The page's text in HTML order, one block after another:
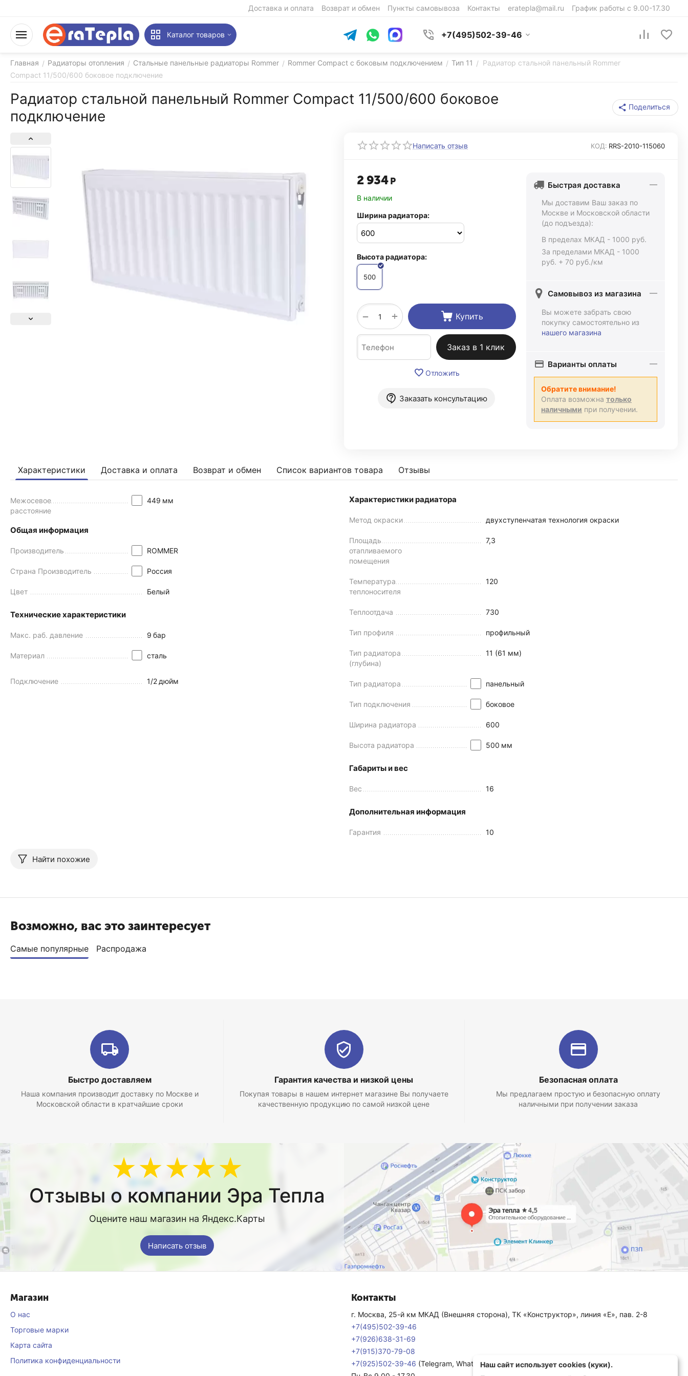
Доставка и оплата Возврат и обмен Пункты самовывоза Контакты eratepla@mail.ru График работы с 9.00-17.30
Каталог товаров +7(495)502-39-46
Главная / Радиаторы отопления / Стальные панельные радиаторы Rommer / Rommer Compact с боковым подключением / Тип 11 / Радиатор стальной панельный Rommer
Compact 11/500/600 боковое подключение
Радиатор стальной панельный Rommer Compact 11/500/600 боковое
подключение
Поделиться
Написать отзыв КОД: RRS-2010-115060
2 934 Р
В наличии
Ширина радиатора:
Высота радиатора:
500
+
− Купить
Заказ в 1 клик
Отложить
Заказать консультацию
Быстрая доставка
Мы доставим Ваш заказ по
Москве и Московской области
(до подъезда):
В пределах МКАД - 1000 руб.
За пределами МКАД - 1000
руб. + 70 руб./км
Самовывоз из магазина
Вы можете забрать свою
покупку самостоятельно из
нашего магазина
Варианты оплаты
Обратите внимание!
Оплата возможна только
наличными при получении.
Характеристики Доставка и оплата Возврат и обмен Список вариантов товара Отзывы
Межосевое
расстояние
449 мм
Общая информация
Производитель ROMMER
Страна Производитель Россия
Цвет Белый
Технические характеристики
Макс. раб. давление 9 бар
Материал сталь
Подключение 1/2 дюйм
Характеристики радиатора
Метод окраски двухступенчатая технология окраски
Площадь
отапливаемого
помещения
7,3
Температура
теплоносителя
120
Теплоотдача 730
Тип профиля профильный
Тип радиатора
(глубина)
11 (61 мм)
Тип радиатора панельный
Тип подключения боковое
Ширина радиатора 600
Высота радиатора 500 мм
Габариты и вес
Вес 16
Дополнительная информация
Гарантия 10
Найти похожие
Возможно, вас это заинтересует
Самые популярные Распродажа
Быстро доставляем
Наша компания производит доставку по Москве и
Московской области в кратчайшие сроки
Гарантия качества и низкой цены
Покупая товары в нашем интернет магазине Вы получаете
качественную продукцию по самой низкой цене
Безопасная оплата
Мы предлагаем простую и безопасную оплату
наличными при получении заказа
★★★★★
Отзывы о компании Эра Тепла
Оцените наш магазин на Яндекс.Карты
Написать отзыв
Магазин
О нас
Торговые марки
Карта сайта
Политика конфиденциальности
Контакты
г. Москва, 25-й км МКАД (Внешняя сторона), ТК «Конструктор», линия «Е», пав. 2-8
+7(495)502-39-46
+7(926)638-31-69
+7(915)370-79-08
+7(925)502-39-46 (Telegram, WhatsApp, MAX)Наш сайт использует cookies (куки).